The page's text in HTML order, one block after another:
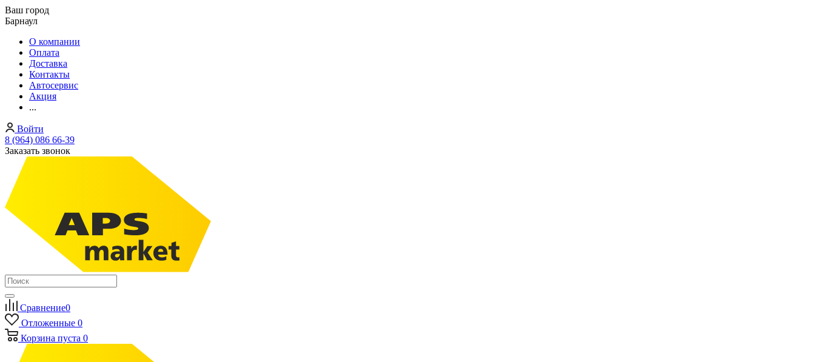
Ваш город
Барнаул
О компании
Оплата
Доставка
Контакты
Автосервис
Акция
...
Войти
8 (964) 086 66-39
Заказать звонок
Сравнение0
Отложенные 0
Корзина пуста 0